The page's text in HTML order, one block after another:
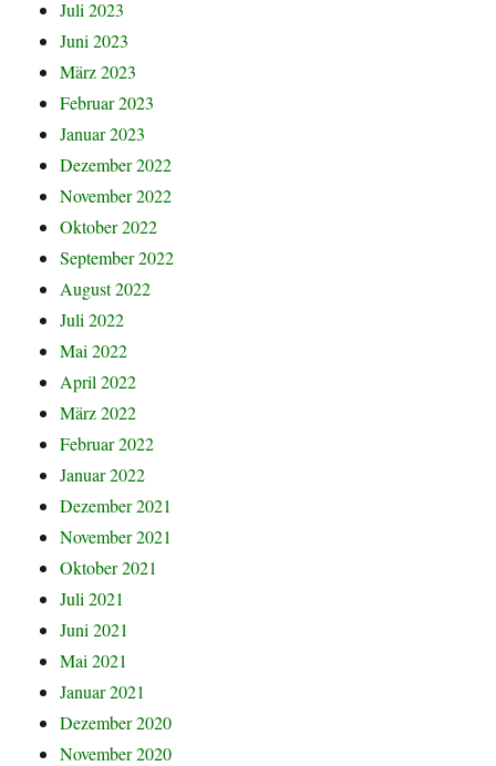
Juli 2023
Juni 2023
März 2023
Februar 2023
Januar 2023
Dezember 2022
November 2022
Oktober 2022
September 2022
August 2022
Juli 2022
Mai 2022
April 2022
März 2022
Februar 2022
Januar 2022
Dezember 2021
November 2021
Oktober 2021
Juli 2021
Juni 2021
Mai 2021
Januar 2021
Dezember 2020
November 2020